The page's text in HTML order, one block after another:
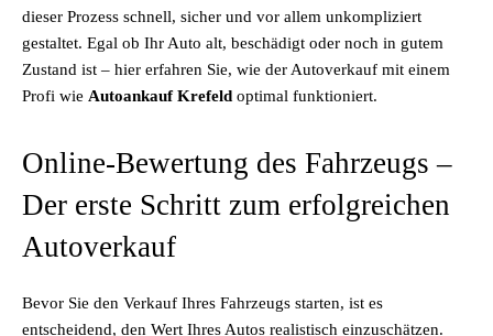
dieser Prozess schnell, sicher und vor allem unkompliziert
gestaltet. Egal ob Ihr Auto alt, beschädigt oder noch in gutem
Zustand ist – hier erfahren Sie, wie der Autoverkauf mit einem
Profi wie Autoankauf Krefeld optimal funktioniert.
Online-Bewertung des Fahrzeugs –
Der erste Schritt zum erfolgreichen
Autoverkauf
Bevor Sie den Verkauf Ihres Fahrzeugs starten, ist es
entscheidend, den Wert Ihres Autos realistisch einzuschätzen.